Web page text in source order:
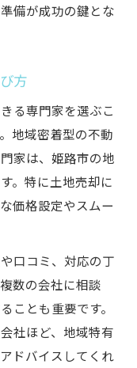
備が成功の鍵とな
方
る専門家を選ぶこ
地域密着型の不動
家は、姫路市の地
。特に土地売却に
価格設定やスムー
口コミ、対応の丁
数の会社に相談
ことも重要です。
社ほど、地域特有
ドバイスしてくれ